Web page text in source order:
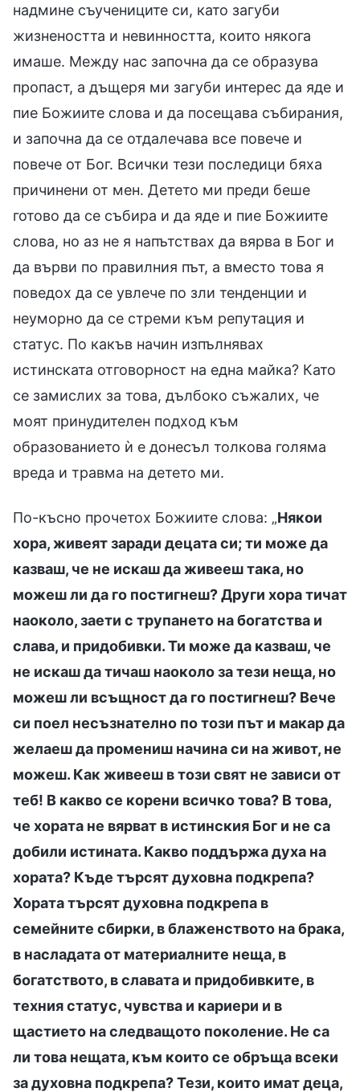
надмине съучениците си, като загуби
жизнеността и невинността, които някога
имаше. Между нас започна да се образува
пропаст, а дъщеря ми загуби интерес да яде и
пие Божиите слова и да посещава събирания,
и започна да се отдалечава все повече и
повече от Бог. Всички тези последици бяха
причинени от мен. Детето ми преди беше
готово да се събира и да яде и пие Божиите
слова, но аз не я напътствах да вярва в Бог и
да върви по правилния път, а вместо това я
поведох да се увлече по зли тенденции и
неуморно да се стреми към репутация и
статус. По какъв начин изпълнявах
истинската отговорност на една майка? Като
се замислих за това, дълбоко съжалих, че
моят принудителен подход към
образованието ѝ е донесъл толкова голяма
вреда и травма на детето ми.
По-късно прочетох Божиите слова: „Някои
хора, живеят заради децата си; ти може да
казваш, че не искаш да живееш така, но
можеш ли да го постигнеш? Други хора тичат
наоколо, заети с трупането на богатства и
слава, и придобивки. Ти може да казваш, че
не искаш да тичаш наоколо за тези неща, но
можеш ли всъщност да го постигнеш? Вече
си поел несъзнателно по този път и макар да
желаеш да промениш начина си на живот, не
можеш. Как живееш в този свят не зависи от
теб! В какво се корени всичко това? В това,
че хората не вярват в истинския Бог и не са
добили истината. Какво поддържа духа на
хората? Къде търсят духовна подкрепа?
Хората търсят духовна подкрепа в
семейните сбирки, в блаженството на брака,
в насладата от материалните неща, в
богатството, в славата и придобивките, в
техния статус, чувства и кариери и в
щастието на следващото поколение. Не са
ли това нещата, към които се обръща всеки
за духовна подкрепа? Тези, които имат деца,